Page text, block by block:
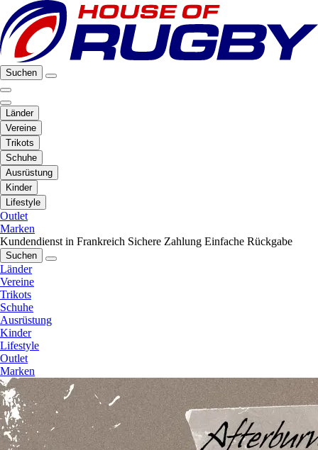
Suchen
Länder
Vereine
Trikots
Schuhe
Ausrüstung
Kinder
Lifestyle
Outlet
Marken
Kundendienst in Frankreich Sichere Zahlung Einfache Rückgabe
Suchen
Länder
Vereine
Trikots
Schuhe
Ausrüstung
Kinder
Lifestyle
Outlet
Marken